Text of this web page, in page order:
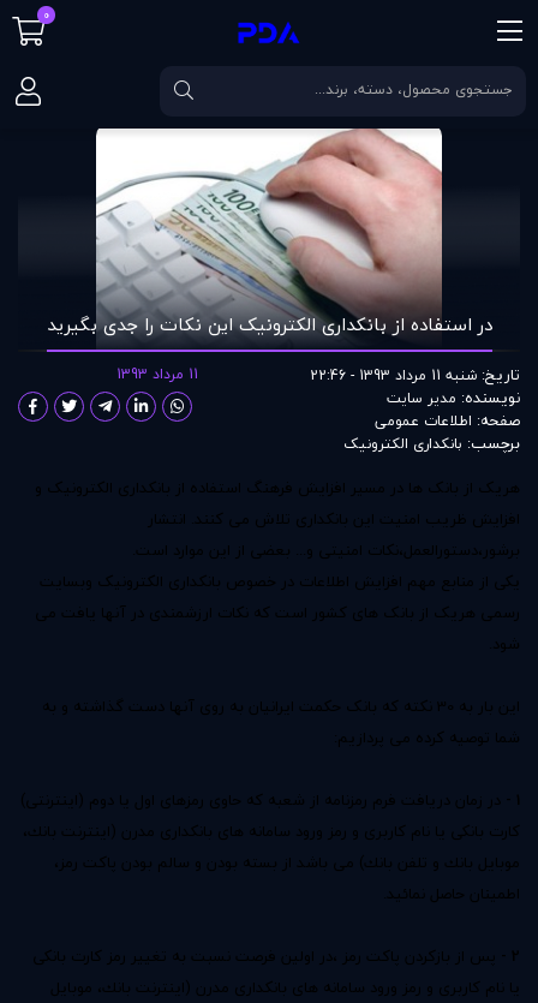
صفحه اصلی مقالات در استفاده از بانکداری الکترونیک این نکات را جدی
در استفاده از بانکداری الکترونیک این نکات را جدی بگیرید
تاریخ: شنبه 11 مرداد 1393 - 22:46
نویسنده: مدير سايت
صفحه: اطلاعات عمومی
برچسب: بانکداری الکترونیک
11 مرداد 1393
هریک از بانک ها در مسیر افزایش فرهنگ استفاده از بانکداری الکترونیک و
افزایش ظریب امنیت این بانکداری تلاش می کنند. انتشار
برشور،دستورالعمل،نکات امنیتی و... بعضی از این موارد است.
یکی از منابع مهم افزایش اطلاعات در خصوص بانکداری الکترونیک وبسایت
رسمی هریک از بانک های کشور است که نکات ارزشمندی در آنها یافت می
شود.
این بار به 30 نکته که بانک حکمت ایرانیان به روی آنها دست گذاشته و به
شما توصیه کرده می پردازیم:
1 -
در زمان دریافت فرم رمزنامه از شعبه كه حاوی رمزهای اول یا دوم (اینترنتی)
كارت بانكی یا نام كاربری و رمز ورود سامانه های بانكداری مدرن (اینترنت بانك،
موبایل بانك و تلفن بانك) می باشد از بسته بودن و سالم بودن پاكت رمز،
اطمینان حاصل نمائید.
2 -
پس از بازكردن پاكت رمز ،در اولین فرصت نسبت به تغییر رمز كارت بانكی
یا نام كاربری و رمز ورود سامانه های بانكداری مدرن (اینترنت بانك، موبایل
0